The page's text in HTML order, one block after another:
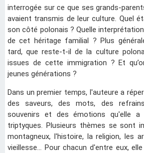
interrogée sur ce que ses grands-
avaient transmis de leur culture. Quel
son côté polonais ? Quelle
de cet héritage familial ? Plus
tard, que reste-t-il de la culture
issues de cette immigration ? Et
jeunes générations ?
Dans un premier temps, l'auteure a
des saveurs, des mots, des
souvenirs et des émotions qu'elle
triptyques. Plusieurs thèmes se sont
montagneux, l'histoire, la religion, les
vieillesse... Pour chacun d'entre eux,